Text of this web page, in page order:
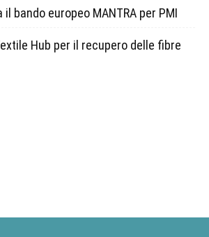
bando europeo MANTRA per PMI
Hub per il recupero delle fibre